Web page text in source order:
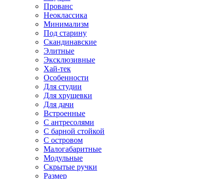
Прованс
Неоклассика
Минимализм
Под старину
Скандинавские
Элитные
Эксклюзивные
Хай-тек
Особенности
Для студии
Для хрущевки
Для дачи
Встроенные
С антресолями
С барной стойкой
С островом
Малогабаритные
Модульные
Скрытые ручки
Размер